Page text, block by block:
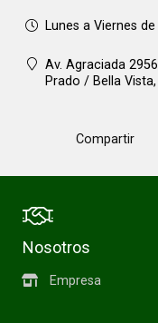
Lunes a Viernes
Av. Agraciada
Prado / Bella Vista,
Compartir
Nosotros
Empresa